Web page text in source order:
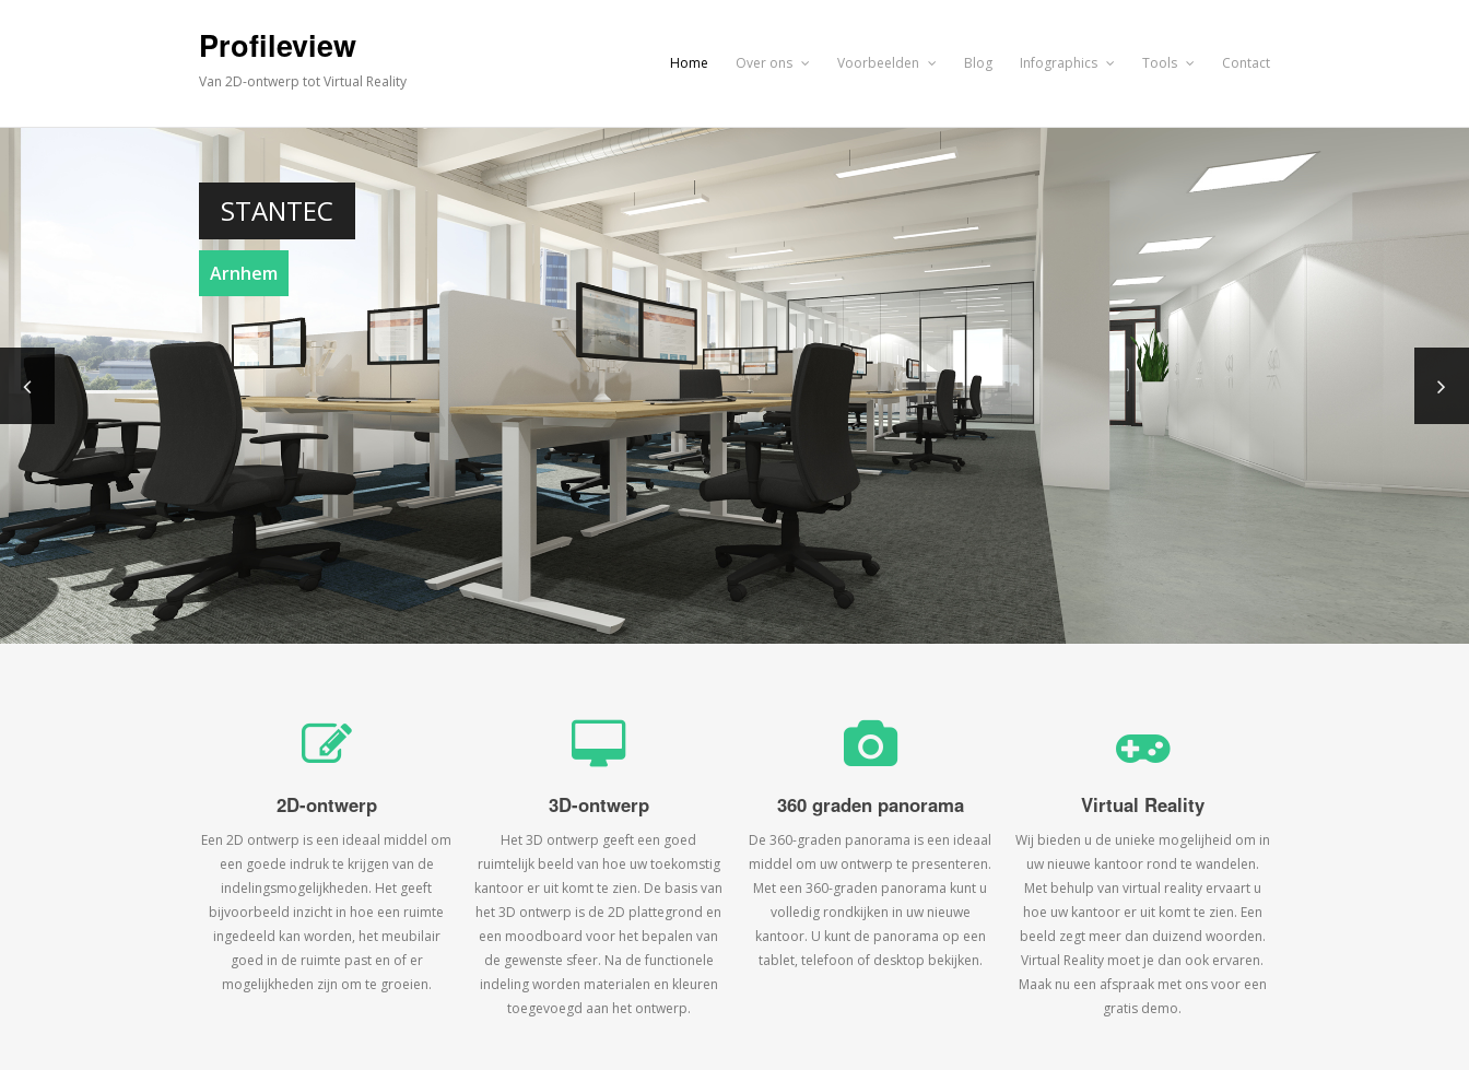
Profileview
Van 2D-ontwerp tot Virtual Reality
Home Over ons Voorbeelden Blog Infographics Tools Contact
STANTEC
Arnhem
2D-ontwerp
Een 2D ontwerp is een ideaal middel om
een goede indruk te krijgen van de
indelingsmogelijkheden. Het geeft
bijvoorbeeld inzicht in hoe een ruimte
ingedeeld kan worden, het meubilair
goed in de ruimte past en of er
mogelijkheden zijn om te groeien.
3D-ontwerp
Het 3D ontwerp geeft een goed
ruimtelijk beeld van hoe uw toekomstig
kantoor er uit komt te zien. De basis van
het 3D ontwerp is de 2D plattegrond en
een moodboard voor het bepalen van
de gewenste sfeer. Na de functionele
indeling worden materialen en kleuren
toegevoegd aan het ontwerp.
360 graden panorama
De 360-graden panorama is een ideaal
middel om uw ontwerp te presenteren.
Met een 360-graden panorama kunt u
volledig rondkijken in uw nieuwe
kantoor. U kunt de panorama op een
tablet, telefoon of desktop bekijken.
Virtual Reality
Wij bieden u de unieke mogelijheid om in
uw nieuwe kantoor rond te wandelen.
Met behulp van virtual reality ervaart u
hoe uw kantoor er uit komt te zien. Een
beeld zegt meer dan duizend woorden.
Virtual Reality moet je dan ook ervaren.
Maak nu een afspraak met ons voor een
gratis demo.